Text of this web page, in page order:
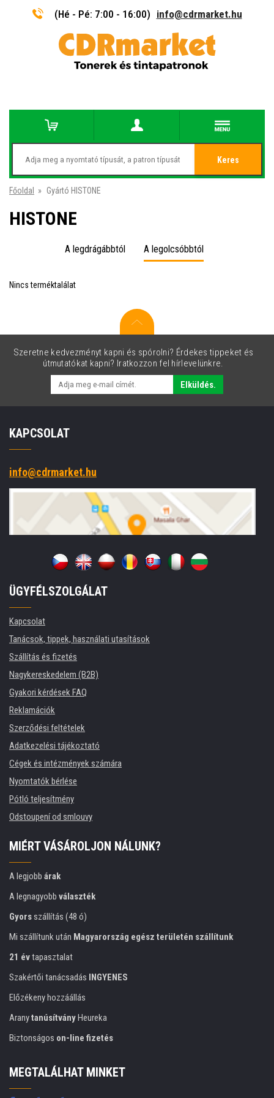
(Hé - Pé: 7:00 - 16:00) info@cdrmarket.hu
Keres
Főoldal » Gyártó HISTONE
HISTONE
A legdrágábbtól A legolcsóbbtól
Nincs terméktalálat
Szeretne kedvezményt kapni és spórolni? Érdekes tippeket és
útmutatókat kapni? Iratkozzon fel hírlevelünkre.
Elküldés.
KAPCSOLAT
info@cdrmarket.hu
ÜGYFÉLSZOLGÁLAT
Kapcsolat
Tanácsok, tippek, használati utasítások
Szállítás és fizetés
Nagykereskedelem (B2B)
Gyakori kérdések FAQ
Reklamációk
Szerződési feltételek
Adatkezelési tájékoztató
Cégek és intézmények számára
Nyomtatók bérlése
Pótló teljesítmény
Odstoupení od smlouvy
MIÉRT VÁSÁROLJON NÁLUNK?
A legjobb árak
A legnagyobb választék
Gyorsszállítás (48 ó)
Mi szállítunk után Magyarország egész területén szállítunk
21 évtapasztalat
Szakértői tanácsadás INGYENES
Előzékeny hozzáállás
AranytanúsítványHeureka
Biztonságos on-line fizetés
MEGTALÁLHAT MINKET